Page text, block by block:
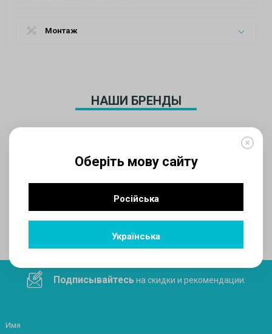
Оберіть мову сайту
Російська
Українська
Монтаж
НАШИ БРЕНДЫ
Поделитесь ссылкой в социальных сетях
Подписывайтесьна скидки и рекомендации:
Имя